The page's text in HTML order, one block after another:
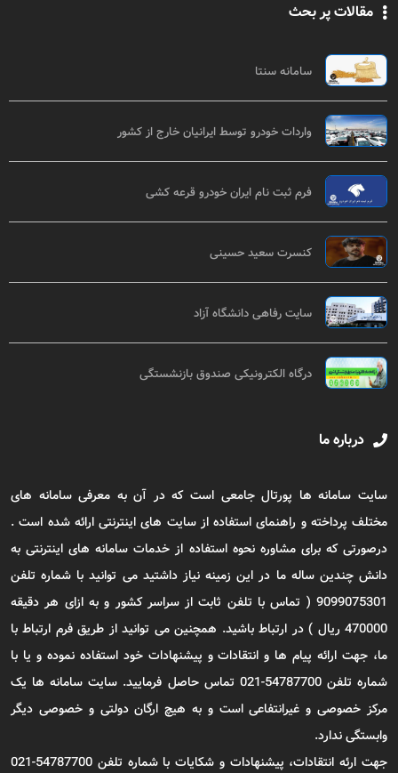
مقالات پر بحث
سامانه سنتا
واردات خودرو توسط ایرانیان خارج از کشور
فرم ثبت نام ایران خودرو قرعه کشی
کنسرت سعید حسینی
سایت رفاهی دانشگاه آزاد
درگاه الکترونیکی صندوق بازنشستگی
درباره ما
سایت سامانه ها پورتال جامعی است که در آن به معرفی سامانه های
مختلف پرداخته و راهنمای استفاده از سایت های اینترنتی ارائه شده است .
درصورتی که برای مشاوره نحوه استفاده از خدمات سامانه های اینترنتی به
دانش چندین ساله ما در این زمینه نیاز داشتید می توانید با شماره تلفن
9099075301 ( تماس با تلفن ثابت از سراسر کشور و به ازای هر دقیقه
470000 ریال ) در ارتباط باشید. همچنین می توانید از طریق فرم ارتباط با
ما، جهت ارائه پیام ها و انتقادات و پیشنهادات خود استفاده نموده و یا با
شماره تلفن 54787700-021 تماس حاصل فرمایید. سایت سامانه ها یک
مرکز خصوصی و غیرانتفاعی است و به هیچ ارگان دولتی و خصوصی دیگر
وابستگی ندارد.
جهت ارئه انتقادات، پیشنهادات و شکایات با شماره تلفن 54787700-021